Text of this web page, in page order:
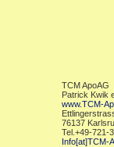
TCM ApoAG
Patrick Kwik
www.TCM-
76137
Tel.+49-721-
Info[at]TCM-